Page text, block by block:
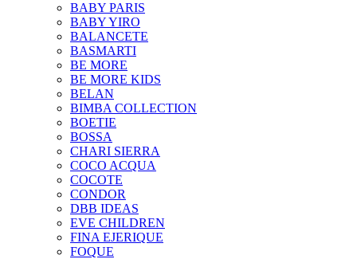
BABY PARIS
BABY YIRO
BALANCETE
BASMARTI
BE MORE
BE MORE KIDS
BELAN
BIMBA COLLECTION
BOETIE
BOSSA
CHARI SIERRA
COCO ACQUA
COCOTE
CONDOR
DBB IDEAS
EVE CHILDREN
FINA EJERIQUE
FOQUE